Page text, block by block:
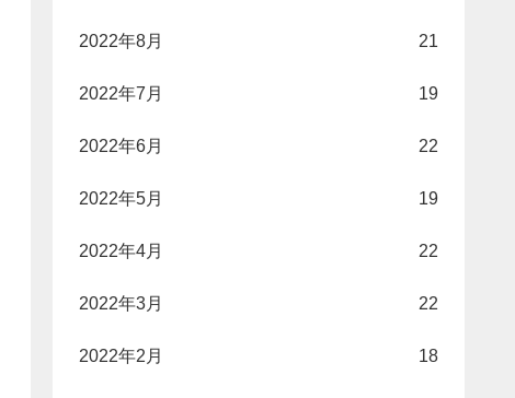
2022年8月 21
2022年7月 19
2022年6月 22
2022年5月 19
2022年4月 22
2022年3月 22
2022年2月 18